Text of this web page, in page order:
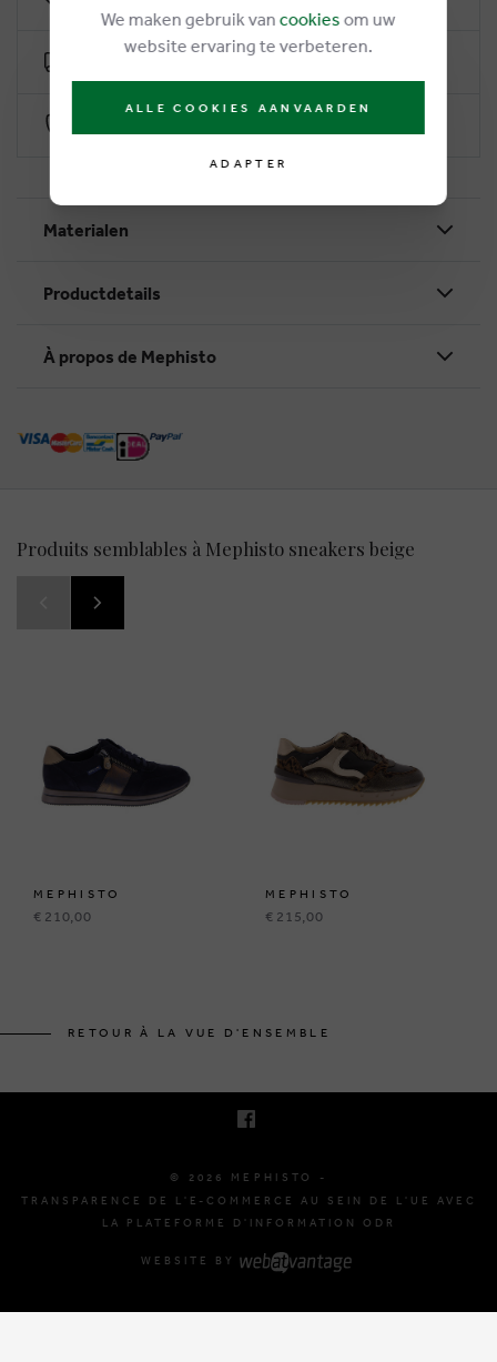
Livraison gratuite dès €50
Materialen
Productdetails
À propos de Mephisto
Produits semblables à Mephisto sneakers beige
MEPHISTO
€ 210,00
MEPHISTO
€ 215,00
RETOUR À LA VUE D'ENSEMBLE
© 2026 MEPHISTO -
TRANSPARENCE DE L'E-COMMERCE AU SEIN DE L'UE AVEC
LA PLATEFORME D'INFORMATION ODR
WEBSITE BY
We maken gebruik van cookies om uw
website ervaring te verbeteren.
ALLE COOKIES AANVAARDEN
ADAPTER